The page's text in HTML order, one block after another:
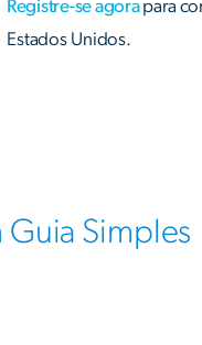
Registre-se agorapara
Estados Unidos.
Guia Simples